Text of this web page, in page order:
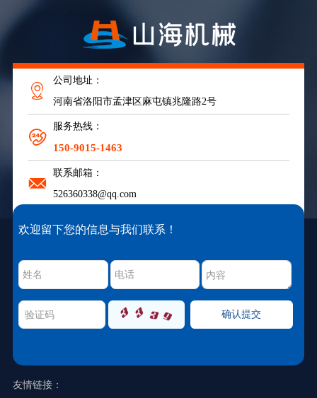
01
了解客户需求
公司地址：
河南省洛阳市孟津区麻屯镇兆隆路2号
服务热线：
150-9015-1463
联系邮箱：
526360338@qq.com
欢迎留下您的信息与我们联系！
友情链接：